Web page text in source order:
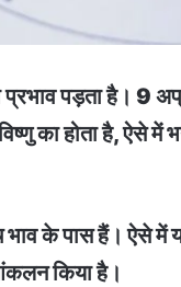
प्रभाव पड़ता है।
का होता है, ऐसे
के पास हैं। ऐसे में
किया है।